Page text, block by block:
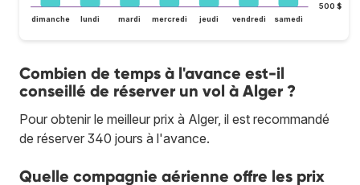
500 $
dimanche lundi mardi mercredi jeudi vendredi samedi
Combien de temps à l'avance est-il
conseillé de réserver un vol à Alger ?
Pour obtenir le meilleur prix à Alger, il est recommandé
de réserver 340 jours à l'avance.
Quelle compagnie aérienne offre les prix